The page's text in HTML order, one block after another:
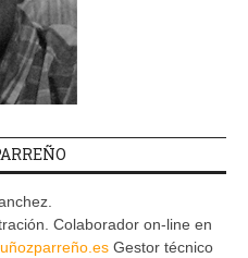
Colaborador on-line en
Gestor técnico